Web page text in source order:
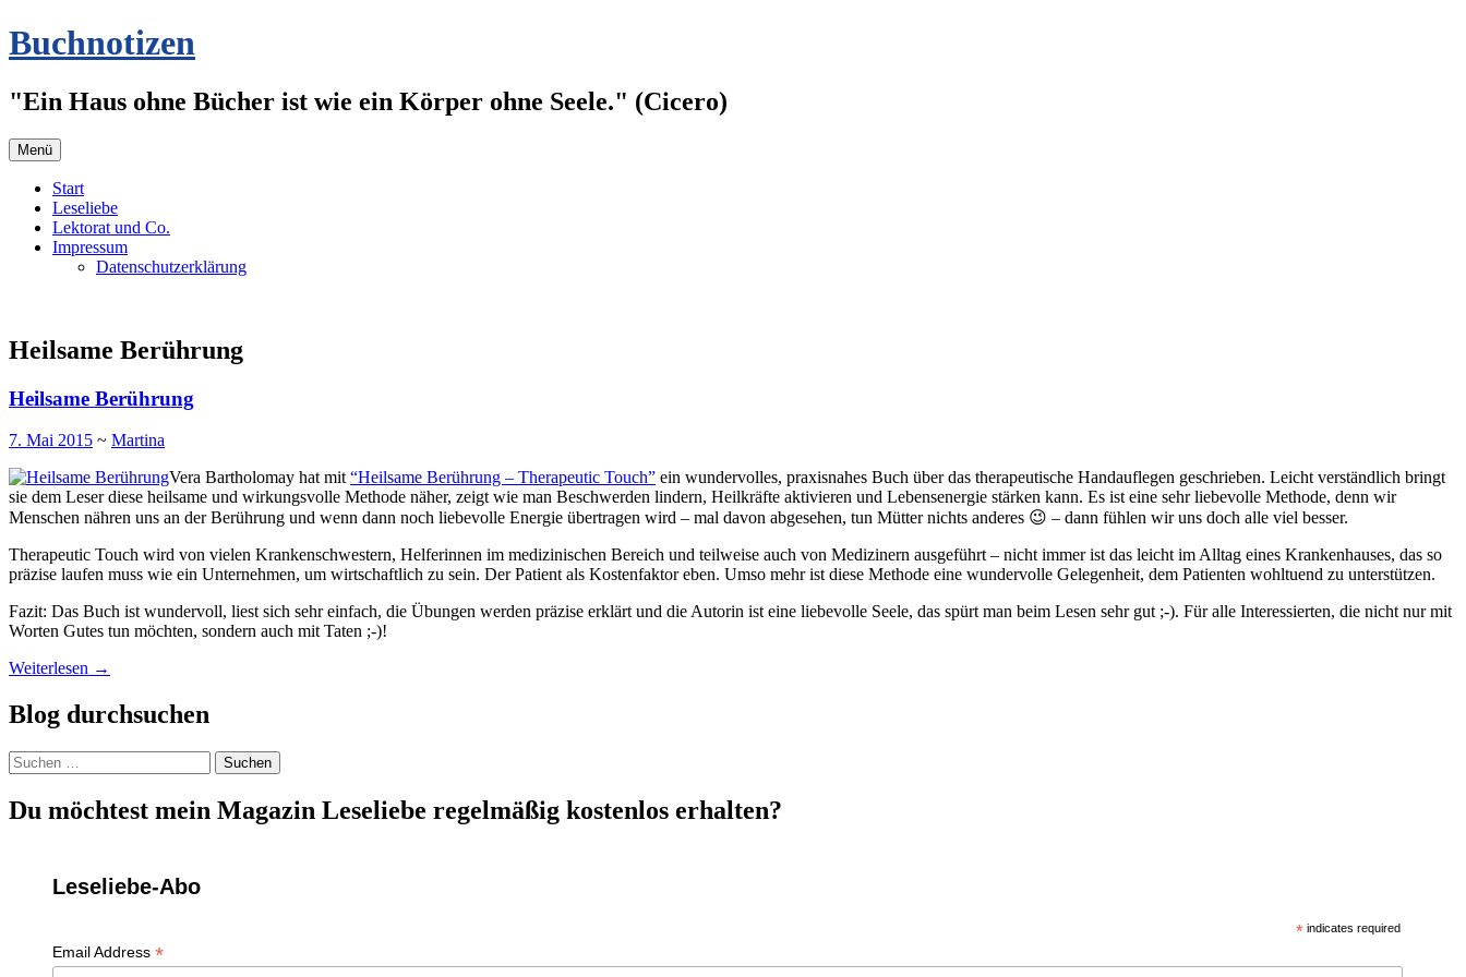
Zum
Inhalt
Buchnotizen
"Ein Haus ohne Bücher ist wie ein Körper ohne Seele." (Cicero)
Menü
Start
Leseliebe
Lektorat und Co.
Impressum
Datenschutzerklärung
Heilsame Berührung
Heilsame Berührung
7. Mai 2015 ~ Martina
Vera Bartholomay hat mit “Heilsame Berührung – Therapeutic Touch” ein wundervolles, praxisnahes Buch über das therapeutische Handauflegen geschrieben. Leicht verständlich bringt
sie dem Leser diese heilsame und wirkungsvolle Methode näher, zeigt wie man Beschwerden lindern, Heilkräfte aktivieren und Lebensenergie stärken kann. Es ist eine sehr liebevolle Methode, denn wir
Menschen nähren uns an der Berührung und wenn dann noch liebevolle Energie übertragen wird – mal davon abgesehen, tun Mütter nichts anderes 😉 – dann fühlen wir uns doch alle viel besser.
Therapeutic Touch wird von vielen Krankenschwestern, Helferinnen im medizinischen Bereich und teilweise auch von Medizinern ausgeführt – nicht immer ist das leicht im Alltag eines Krankenhauses, das so
präzise laufen muss wie ein Unternehmen, um wirtschaftlich zu sein. Der Patient als Kostenfaktor eben. Umso mehr ist diese Methode eine wundervolle Gelegenheit, dem Patienten wohltuend zu unterstützen.
Fazit: Das Buch ist wundervoll, liest sich sehr einfach, die Übungen werden präzise erklärt und die Autorin ist eine liebevolle Seele, das spürt man beim Lesen sehr gut ;-). Für alle Interessierten, die nicht nur mit
Worten Gutes tun möchten, sondern auch mit Taten ;-)!
Weiterlesen →
Blog durchsuchen
Suchen
nach:
Du möchtest mein Magazin Leseliebe regelmäßig kostenlos erhalten?
Leseliebe-Abo
* indicates required
Email Address *